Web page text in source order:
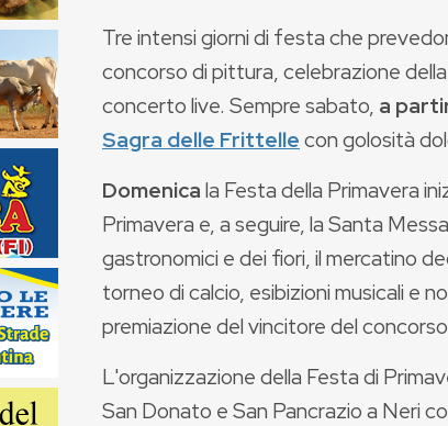
Tre intensi giorni di festa che
concorso di pittura, celebrazione
concerto live. Sempre sabato, a
Sagra delle Frittellecon golosità
Domenicala Festa della Primavera
Primavera e, a seguire, la Santa
gastronomici e dei fiori, il mercatino
torneo di calcio, esibizioni musicali e
premiazione del vincitore del
L'organizzazione della Festa di
San Donato e San Pancrazio a Neri